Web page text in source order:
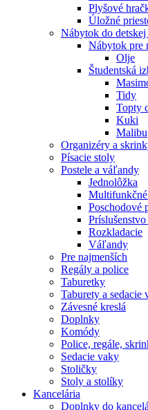
Plyšové
Úložné
Nábytok do
Nábytok pre
Olje
Študentská
Tidy
Topty
Kuki
Malibu
Organizéry a
Písacie stoly
Postele a váľandy
Jednolôžka
Multifunkčné
Poschodové
Rozkladacie
Váľandy
Pre najmenších
Regály a police
Taburetky
Taburety a sedacie
Závesné kreslá
Doplnky
Komódy
Police, regále,
Sedacie vaky
Stoličky
Stoly a stolíky
Kancelária
Doplnky do